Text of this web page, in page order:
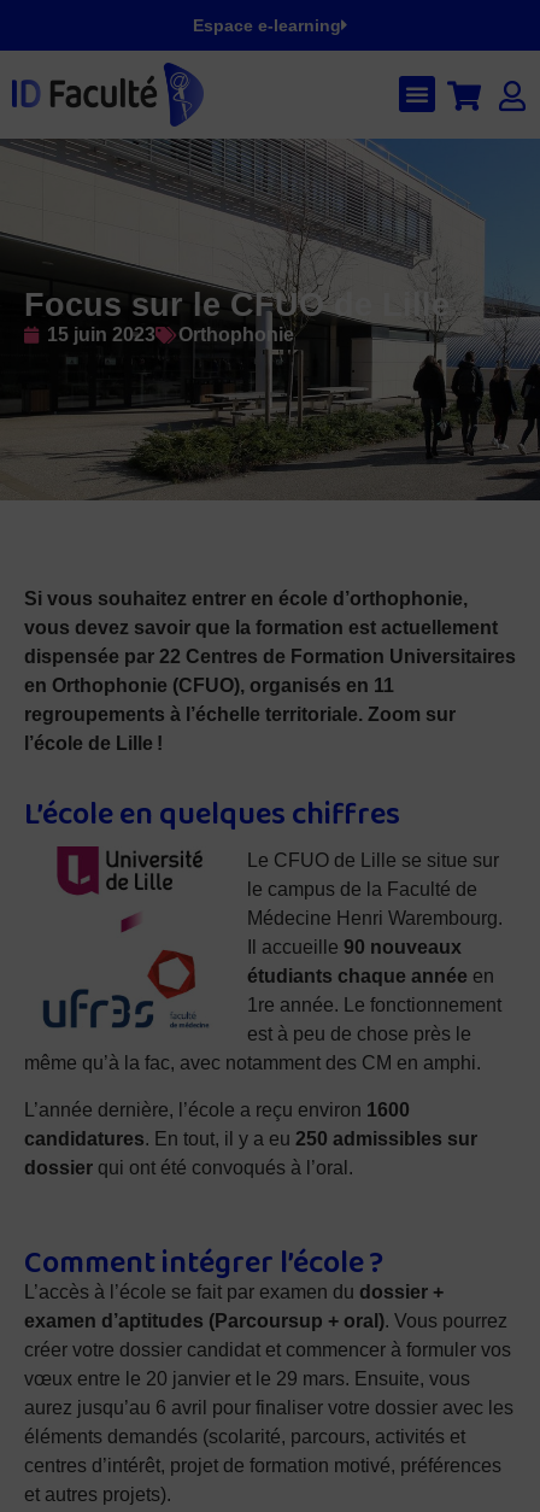
Espace e-learning
Focus sur le CFUO de Lille
15 juin 2023 Orthophonie
Si vous souhaitez entrer en école d’orthophonie,
vous devez savoir que la formation est actuellement
dispensée par 22 Centres de Formation Universitaires
en Orthophonie (CFUO), organisés en 11
regroupements à l’échelle territoriale. Zoom sur
l’école de Lille !
L’école en quelques chiffres
Le CFUO de Lille se situe sur
le campus de la Faculté de
Médecine Henri Warembourg.
Il accueille 90 nouveaux
étudiants chaque année en
1re année. Le fonctionnement
est à peu de chose près le
même qu’à la fac, avec notamment des CM en amphi.
L’année dernière, l’école a reçu environ 1600
candidatures. En tout, il y a eu 250 admissibles sur
dossier qui ont été convoqués à l’oral.
Comment intégrer l’école ?
L’accès à l’école se fait par examen du dossier +
examen d’aptitudes (Parcoursup + oral). Vous pourrez
créer votre dossier candidat et commencer à formuler vos
vœux entre le 20 janvier et le 29 mars. Ensuite, vous
aurez jusqu’au 6 avril pour finaliser votre dossier avec les
éléments demandés (scolarité, parcours, activités et
centres d’intérêt, projet de formation motivé, préférences
et autres projets).